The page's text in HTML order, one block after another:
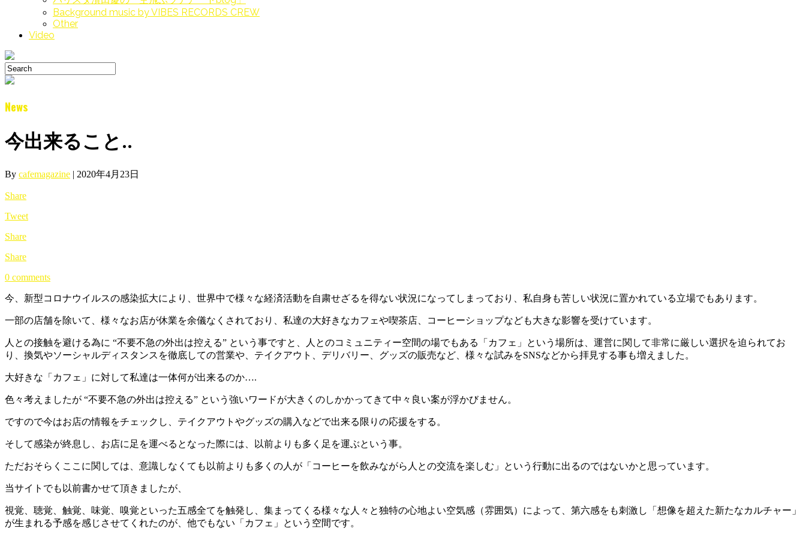
Background music by VIBES RECORDS CREW
Other
Video
News
今出来ること..
By cafemagazine | 2020年4月23日
Share
Tweet
Share
Share
0 comments
今、新型コロナウイルスの感染拡大により、世界中で様々な経済活動を自粛せざるを得ない状況になってしまっており、私自身も苦しい状況に置かれている立場でもあります。
一部の店舗を除いて、様々なお店が休業を余儀なくされており、私達の大好きなカフェや喫茶店、コーヒーショップなども大きな影響を受けています。
人との接触を避ける為に “不要不急の外出は控える” という事ですと、人とのコミュニティー空間の場でもある「カフェ」という場所は、運営に関して非常に厳しい選択を迫られてお
り、換気やソーシャルディスタンスを徹底しての営業や、テイクアウト、デリバリー、グッズの販売など、様々な試みをSNSなどから拝見する事も増えました。
大好きな「カフェ」に対して私達は一体何が出来るのか….
色々考えましたが “不要不急の外出は控える” という強いワードが大きくのしかかってきて中々良い案が浮かびません。
ですので今はお店の情報をチェックし、テイクアウトやグッズの購入などで出来る限りの応援をする。
そして感染が終息し、お店に足を運べるとなった際には、以前よりも多く足を運ぶという事。
ただおそらくここに関しては、意識しなくても以前よりも多くの人が「コーヒーを飲みながら人との交流を楽しむ」という行動に出るのではないかと思っています。
当サイトでも以前書かせて頂きましたが、
視覚、聴覚、触覚、味覚、嗅覚といった五感全てを触発し、集まってくる様々な人々と独特の心地よい空気感（雰囲気）によって、第六感をも刺激し「想像を超えた新たなカルチャー」
が生まれる予感を感じさせてくれたのが、他でもない「カフェ」という空間です。